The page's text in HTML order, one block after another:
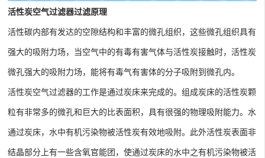
活性炭空气过滤器过滤原理
活性碳内部有发达的空隙结构和丰富的微孔组织，这些微孔组织具有
强大的吸附力场，当空气中的有毒有害气体与活性炭接触时，活性炭
微孔强大的吸附力场，能将有毒气有害体的分子吸附到微孔内。
活性炭空气过滤器的工作是通过炭床来完成的。组成炭床的活性炭颗
粒有非常多的微孔和巨大的比表面积，具有很强的物理吸附能力。水
通过炭床，水中有机污染物被活性炭有效地吸附。此外活性炭表面非
结晶部分上有一些含氧官能团，使通过炭床的水中之有机污染物被活